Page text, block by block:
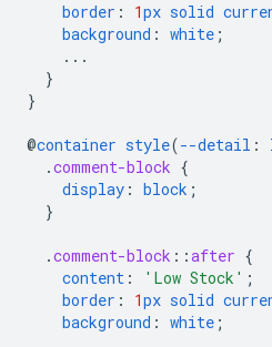
border : 1px solid
background : white ;
...
}
}
@container style(--detail :
.comment-block {
display : block ;
}
.comment-block ::after {
content : 'Low Stock' ;
border : 1px solid
background : white ;